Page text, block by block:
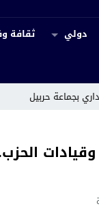
دولي ثقافة
18:00 مراكش..